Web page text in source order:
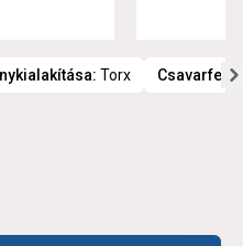
: Torx Csavarfej